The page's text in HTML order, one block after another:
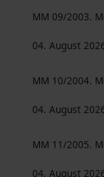
MM 09/2003.
04. August
MM 10/2004.
04. August
MM 11/2005.
04. August